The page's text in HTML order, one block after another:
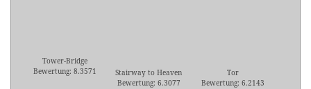
Tower-Bridge
Bewertung: 8.3571
Stairway to Heaven
Bewertung: 6.3077
Tor
Bewertung: 6.2143